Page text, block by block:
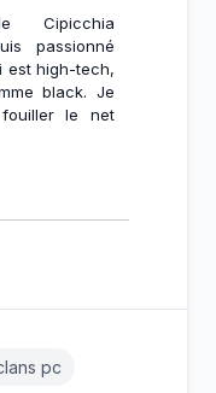
Cipicchia
passionné
est high-tech,
black. Je
le net
pc